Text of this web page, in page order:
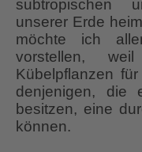
subtropischen
unserer Erde
möchte ich
vorstellen,
Kübelpflanzen
denjenigen, die
besitzen, eine
können.